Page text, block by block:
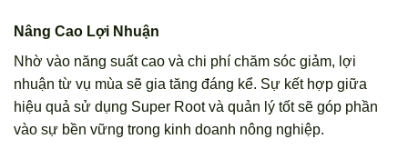
Nâng Cao Lợi Nhuận
Nhờ vào năng suất cao và chi phí chăm sóc giảm, lợi
nhuận từ vụ mùa sẽ gia tăng đáng kể. Sự kết hợp giữa
hiệu quả sử dụng Super Root và quản lý tốt sẽ góp phần
vào sự bền vững trong kinh doanh nông nghiệp.